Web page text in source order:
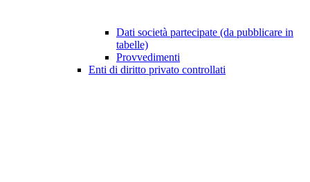
Dati società partecipate (da pubblicare in
tabelle)
Provvedimenti
Enti di diritto privato controllati